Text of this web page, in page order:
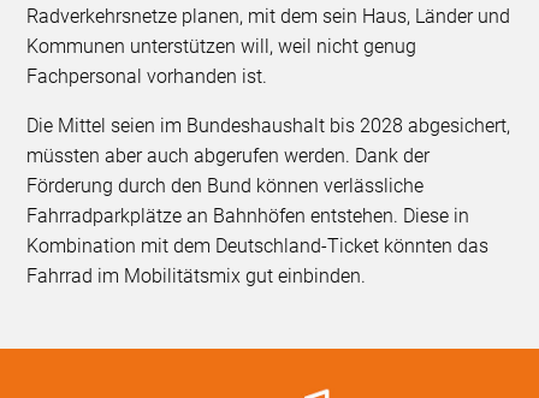
Radverkehrsnetze planen, mit dem sein Haus, Länder und
Kommunen unterstützen will, weil nicht genug
Fachpersonal vorhanden ist.
Die Mittel seien im Bundeshaushalt bis 2028 abgesichert,
müssten aber auch abgerufen werden. Dank der
Förderung durch den Bund können verlässliche
Fahrradparkplätze an Bahnhöfen entstehen. Diese in
Kombination mit dem Deutschland-Ticket könnten das
Fahrrad im Mobilitätsmix gut einbinden.